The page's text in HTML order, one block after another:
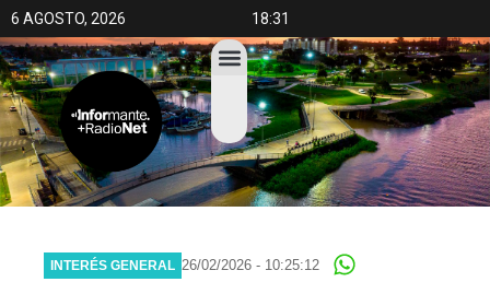
6 AGOSTO, 2026 18:31
INTERÉS GENERAL 26/02/2026 - 10:25:12